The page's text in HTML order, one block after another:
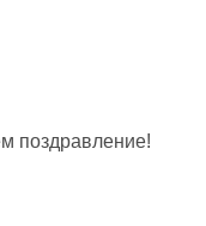
поздравление!